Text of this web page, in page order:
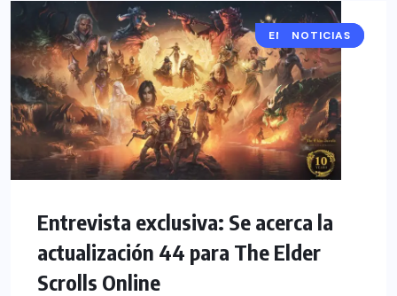
ENTREVISTAS
NOTICIAS
Entrevista exclusiva: Se acerca la
actualización 44 para The Elder
Scrolls Online